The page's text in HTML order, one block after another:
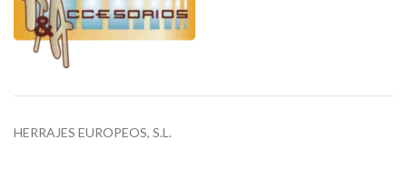
HERRAJES EUROPEOS, S.L.